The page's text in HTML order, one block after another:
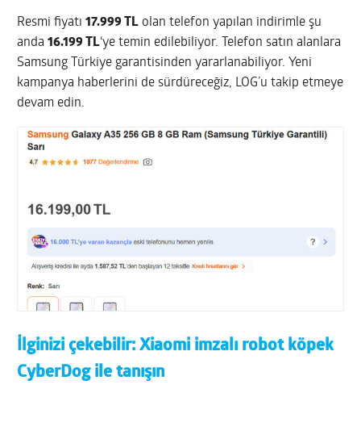
Resmi fiyatı17.999 TL olan telefon yapılan indirimle şu
anda16.199 TL‘ye temin edilebiliyor. Telefon satın alanlara
Samsung Türkiye garantisinden yararlanabiliyor. Yeni
kampanya haberlerini de sürdüreceğiz, LOG’u takip etmeye
devam edin.
İlginizi çekebilir:Xiaomi imzalı robot köpek
CyberDog ile tanışın